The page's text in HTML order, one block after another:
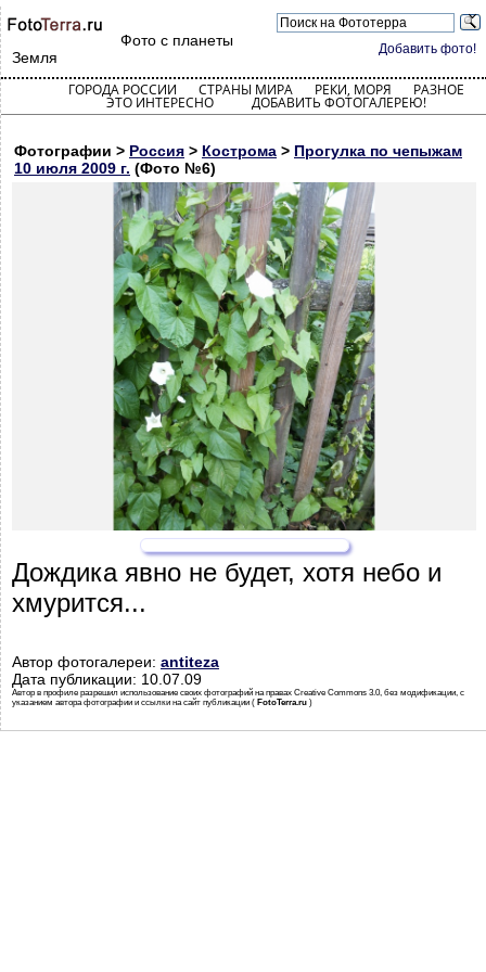
Добавить фото!
Фото с планеты
Земля
ГОРОДА РОССИИ СТРАНЫ МИРА РЕКИ, МОРЯ РАЗНОЕ
ЭТО ИНТЕРЕСНО ДОБАВИТЬ ФОТОГАЛЕРЕЮ!
Фотографии > Россия > Кострома > Прогулка по чепыжам
10 июля 2009 г. (Фото №6)
Дождика явно не будет, хотя небо и
хмурится...
Автор фотогалереи: antiteza
Дата публикации: 10.07.09
Автор в профиле разрешил использование своих фотографий на правах Creative Commons 3.0, без модификации, с
указанием автора фотографии и ссылки на сайт публикации ( FotoTerra.ru )